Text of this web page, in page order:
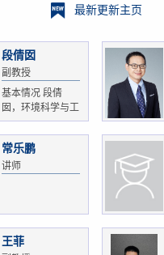
最新更新主页
段倩囡
副教授
基本情况 段倩
囡，环境科学与工
程...
常乐鹏
讲师
王菲